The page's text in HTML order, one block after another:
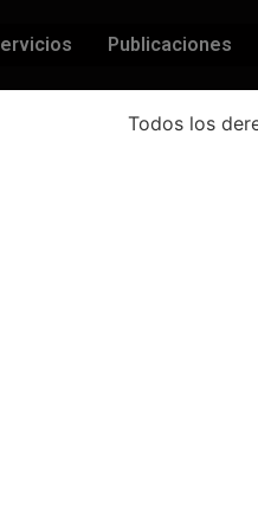
Publicaciones
Todos los